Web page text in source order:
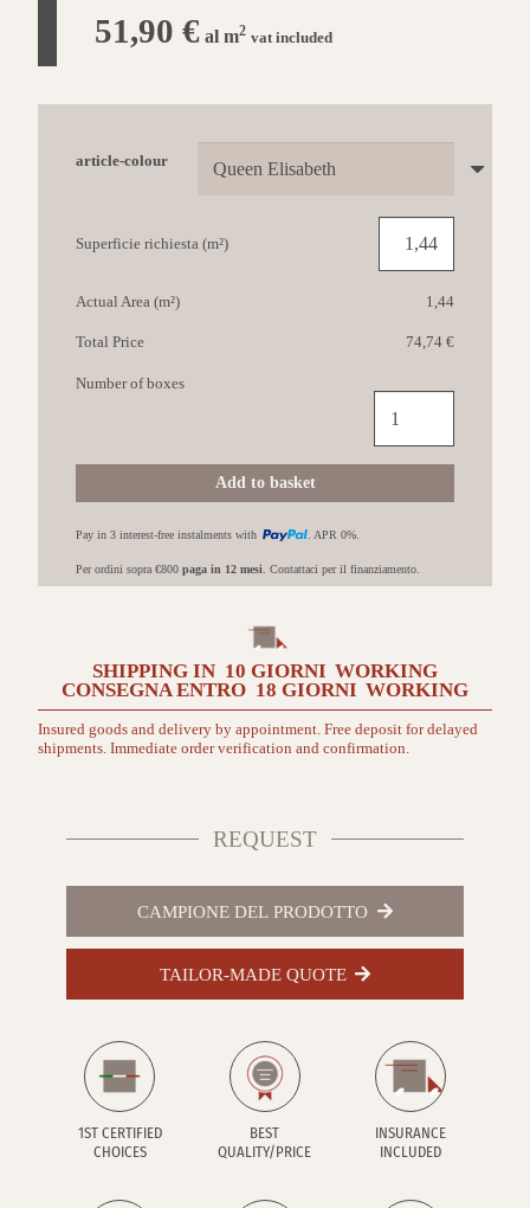
51,90 € al m2 vat included
article-colour
Superficie richiesta (m²)
Actual Area (m²) 1,44
Total Price 74,74 €
PETRUS
Carte
Elisabeth
quantità
Add to basket
Number of boxes
Pay in 3 interest-free instalments with . APR 0%.
Per ordini sopra €800 paga in 12 mesi. Contattaci per il finanziamento.
SHIPPING IN 10 GIORNI WORKING
CONSEGNA ENTRO 18 GIORNI WORKING
Insured goods and delivery by appointment. Free deposit for delayed
shipments. Immediate order verification and confirmation.
REQUEST
CAMPIONE DEL PRODOTTO
TAILOR-MADE QUOTE
1ST CERTIFIED
CHOICES
BEST
QUALITY/PRICE
INSURANCE
INCLUDED